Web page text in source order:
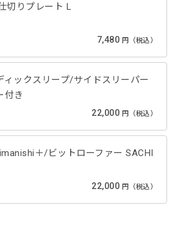
切りプレート L
7,480 円（税込）
ィックスリープ/サイドスリーパー
付き
22,000 円（税込）
＋/ビットローファー SACHI
22,000 円（税込）